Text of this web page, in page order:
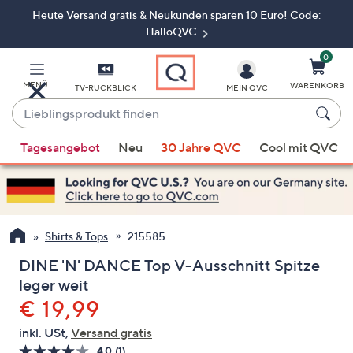
ZumHeute Versand gratis & Neukunden sparen 10 Euro! Code:
HalloQVC
MENÜ TV-RÜCKBLICK
Lieblingsprodukt
finden
Vorschläge
verfügbar
sind,
verwenden
Sie
die
Pfeiltasten
nach
oben
und
nach
MEIN QVC
0
WARENKORB
Tagesangebot Neu 30 Jahre QVC Cool mit QVC
Shirts & Tops 215585
DINE 'N' DANCE Top V-Ausschnitt Spitze
leger weit
Gelöscht
€ 19,99
inkl. USt, Versand gratis
4.0 (1)